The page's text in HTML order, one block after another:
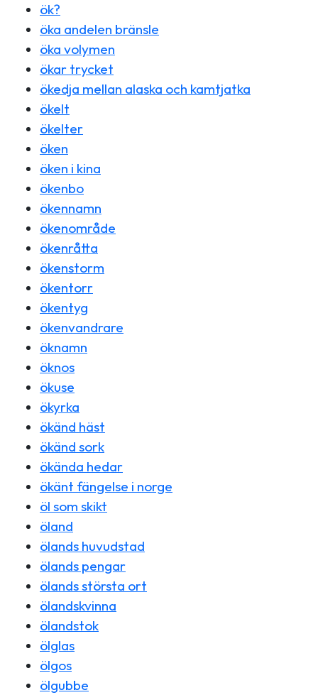
ök?
öka andelen bränsle
öka volymen
ökar trycket
ökedja mellan alaska och kamtjatka
ökelt
ökelter
öken
öken i kina
ökenbo
ökennamn
ökenområde
ökenråtta
ökenstorm
ökentorr
ökentyg
ökenvandrare
öknamn
öknos
ökuse
ökyrka
ökänd häst
ökänd sork
ökända hedar
ökänt fängelse i norge
öl som skikt
öland
ölands huvudstad
ölands pengar
ölands största ort
ölandskvinna
ölandstok
ölglas
ölgos
ölgubbe